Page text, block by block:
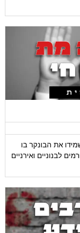
השמידו את הבונקר בו
לבנוניים ואירניים